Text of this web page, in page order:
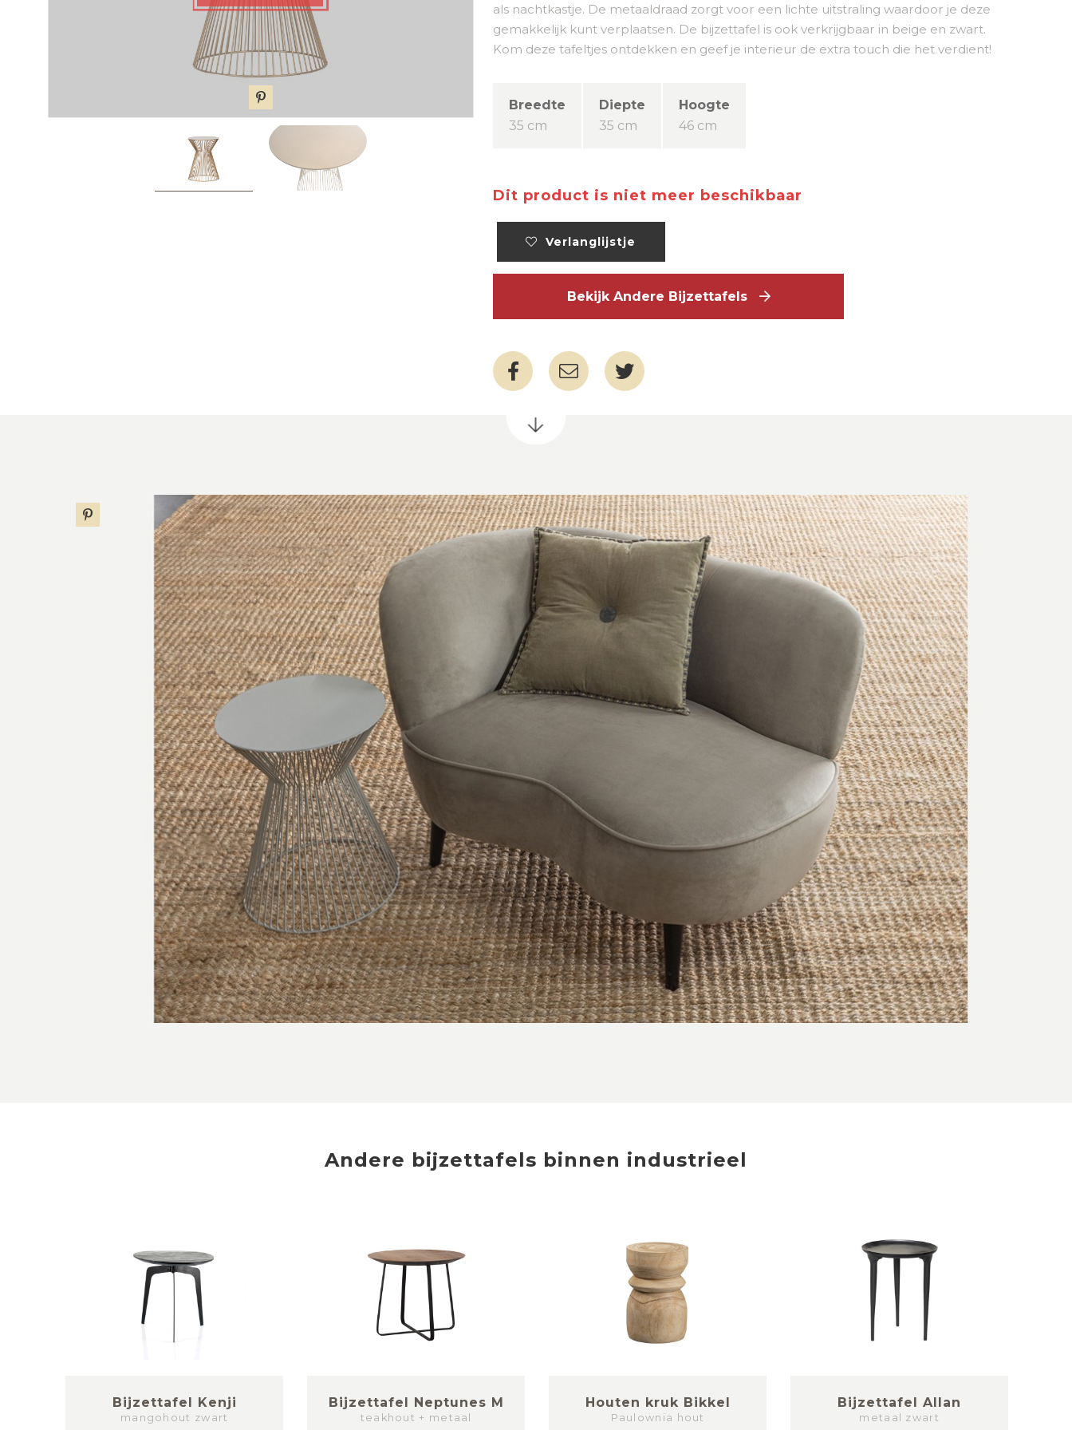
als nachtkastje. De metaaldraad zorgt voor een lichte uitstraling waardoor je deze
gemakkelijk kunt verplaatsen. De bijzettafel is ook verkrijgbaar in beige en zwart.
Kom deze tafeltjes ontdekken en geef je interieur de extra touch die het verdient!
Breedte
35 cm
Diepte
35 cm
Hoogte
46 cm
Dit product is niet meer beschikbaar
Verlanglijstje
Bekijk Andere Bijzettafels
Andere bijzettafels binnen industrieel
Bijzettafel Kenji
mangohout zwart
Bijzettafel Neptunes M
teakhout + metaal
Houten kruk Bikkel
Paulownia hout
Bijzettafel Allan
metaal zwart